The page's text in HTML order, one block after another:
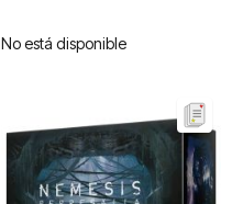
No está disponible